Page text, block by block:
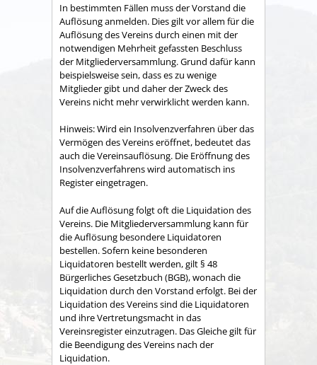
In bestimmten Fällen muss der Vorstand die
Auflösung anmelden. Dies gilt vor allem für die
Auflösung des Vereins durch einen mit der
notwendigen Mehrheit gefassten Beschluss
der Mitgliederversammlung. Grund dafür kann
beispielsweise sein, dass es zu wenige
Mitglieder gibt und daher der Zweck des
Vereins nicht mehr verwirklicht werden kann.
Hinweis: Wird ein Insolvenzverfahren über das
Vermögen des Vereins eröffnet, bedeutet das
auch die Vereinsauflösung. Die Eröffnung des
Insolvenzverfahrens wird automatisch ins
Register eingetragen.
Auf die Auflösung folgt oft die Liquidation des
Vereins. Die Mitgliederversammlung kann für
die Auflösung besondere Liquidatoren
bestellen. Sofern keine besonderen
Liquidatoren bestellt werden, gilt § 48
Bürgerliches Gesetzbuch (BGB), wonach die
Liquidation durch den Vorstand erfolgt. Bei der
Liquidation des Vereins sind die Liquidatoren
und ihre Vertretungsmacht in das
Vereinsregister einzutragen. Das Gleiche gilt für
die Beendigung des Vereins nach der
Liquidation.